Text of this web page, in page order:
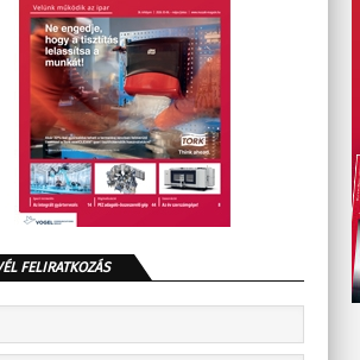
FELIRATKOZÁS